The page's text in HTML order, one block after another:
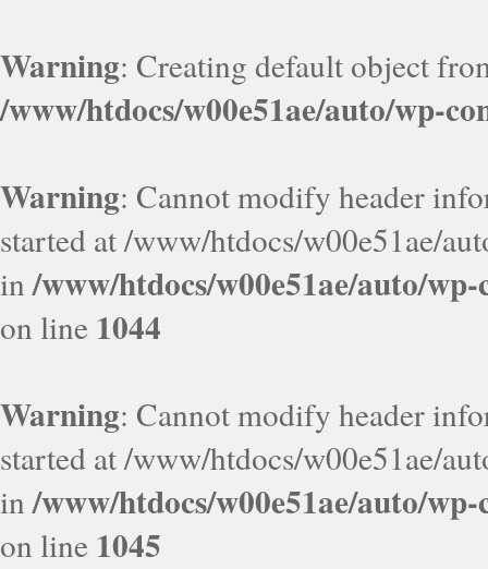
Warning: Creating default object
/www/htdocs/w00e51ae/auto/wp-
Warning: Cannot modify header
started at /www/htdocs/w00e51ae/
in/www/htdocs/w00e51ae/auto/
on line 1044
Warning: Cannot modify header
started at /www/htdocs/w00e51ae/
in/www/htdocs/w00e51ae/auto/
on line 1045